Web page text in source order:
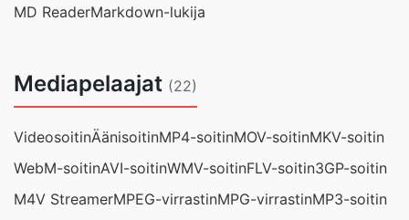
MD ReaderMarkdown-lukija
Mediapelaajat (22)
VideosoitinÄänisoitinMP4-soitinMOV-soitinMKV-soitin
WebM-soitinAVI-soitinWMV-soitinFLV-soitin3GP-soitin
M4V StreamerMPEG-virrastinMPG-virrastinMP3-soitin